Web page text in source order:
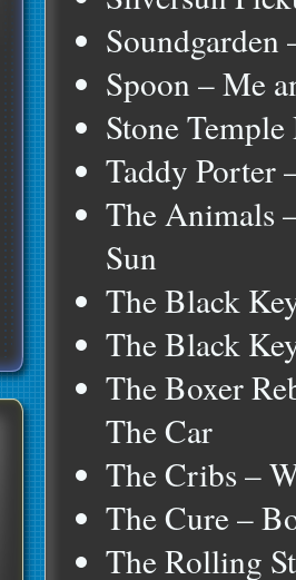
Soundgarden
Spoon – Me
Stone
Taddy Porter
The Animals
Sun
The Black
The Black
The Boxer
The Car
The Cribs –
The Cure –
The Rolling